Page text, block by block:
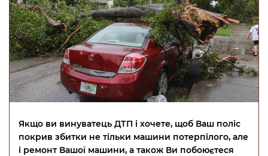
Якщо ви винуватець ДТП і хочете, щоб Ваш поліс
покрив збитки не тільки машини потерпілого, але
і ремонт Вашої машини, а також Ви побоюєтеся